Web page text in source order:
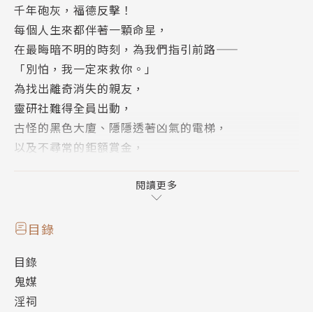
千年砲灰，福德反擊！
每個人生來都伴著一顆命星，
在最晦暗不明的時刻，為我們指引前路——
「別怕，我一定來救你。」
為找出離奇消失的親友，
靈研社難得全員出動，
古怪的黑色大廈、隱隱透著凶氣的電梯，
以及不尋常的鉅額賞金，
矛頭對準了天才風水師、傳奇副社長大人，
血陣、禁術和死局，隔絕了現世與異世，
為了尋找被隱去光芒的星星，李福德，千年的砲灰，大
反擊
閱讀更多
目錄
目錄
鬼媒
淫祠